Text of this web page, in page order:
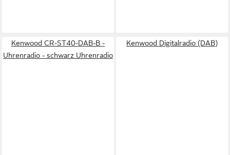
Kenwood CR-ST40-DAB-B -
Uhrenradio - schwarz Uhrenradio
Kenwood Digitalradio (DAB)